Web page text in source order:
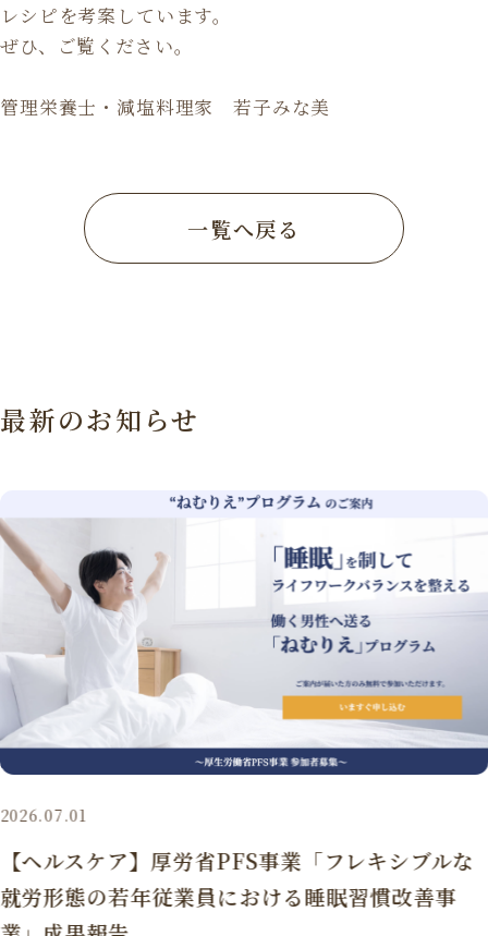
レシピを考案しています。
ぜひ、ご覧ください。
管理栄養士・減塩料理家 若子みな美
一覧へ戻る
最新のお知らせ
2026.07.01
【ヘルスケア】厚労省PFS事業「フレキシブルな
就労形態の若年従業員における睡眠習慣改善事